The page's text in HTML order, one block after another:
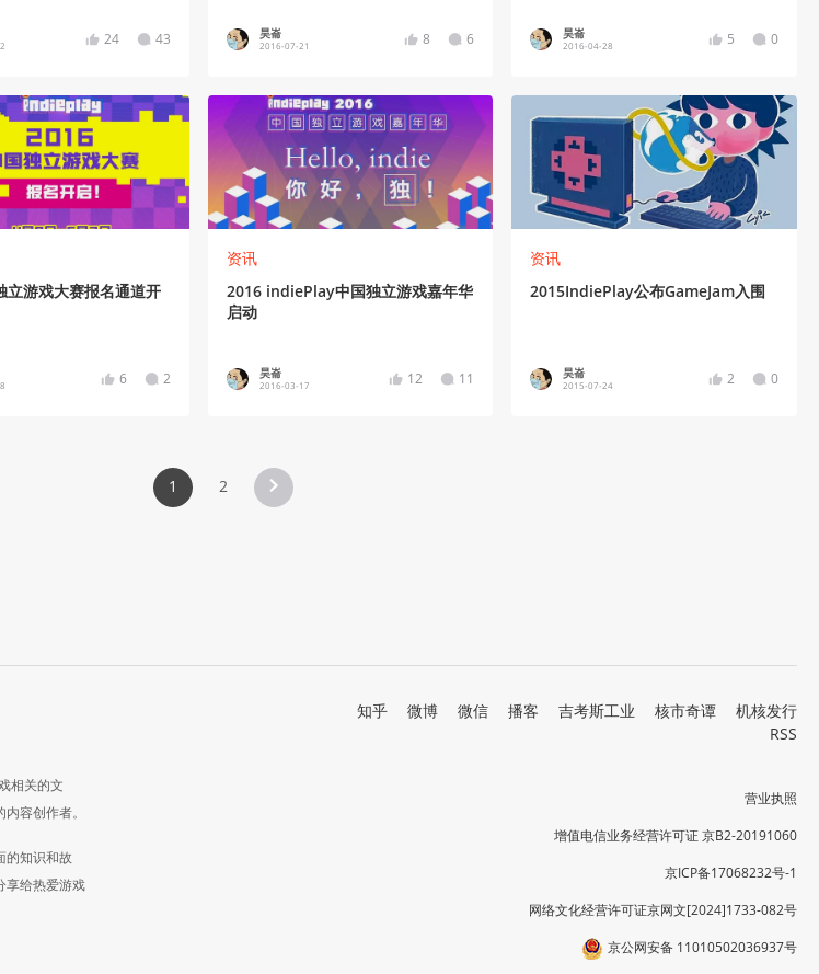
24 43 昊崙
2016-07-21 8 6 昊崙
2016-04-28 5 0
立游戏大赛报名通道开
6 2
资讯
2016 indiePlay中国独立游戏嘉年华
启动
昊崙
2016-03-17 12 11
资讯
2015IndiePlay公布GameJam入围
昊崙
2015-07-24 2 0
1 2
相关的文
容创作者。
的知识和故
享给热爱游戏
知乎 微博 微信 播客 吉考斯工业 核市奇谭
机核发行
RSS
营业执照
增值电信业务经营许可证 京B2-20191060
京ICP备17068232号-1
网络文化经营许可证京网文[2024]1733-082号
京公网安备 11010502036937号